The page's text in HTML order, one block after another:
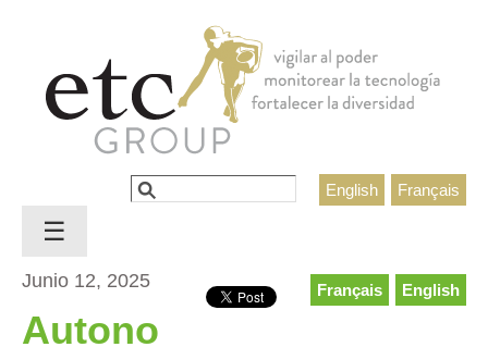
Français
English
Formulario de búsqueda
Buscar
English
Français
Junio 12, 2025
Autono
☰